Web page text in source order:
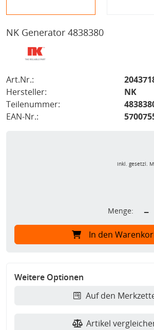
NK Generator 4838380
Art.Nr.:
Hersteller:
NK
Teilenummer:
EAN-Nr.:
inkl. gesetzl.
Menge: −
In den
Weitere Optionen
Auf den
Artikel